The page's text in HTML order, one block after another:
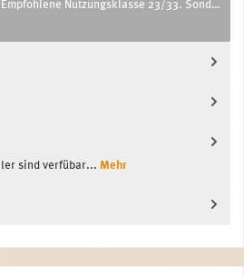
Nutzungsklasse 23/33. Sond…
sind verfübar... Mehr